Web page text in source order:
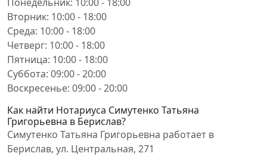
Вторник: 10:00 - 18:00
Среда: 10:00 - 18:00
Четверг: 10:00 - 18:00
Пятница: 10:00 - 18:00
Суббота: 09:00 - 20:00
Воскресенье: 09:00 - 20:00
Как найти Нотариуса Симутенко Татьяна
Григорьевна в Берислав?
Симутенко Татьяна Григорьевна работает в
Берислав, ул. Центральная, 271